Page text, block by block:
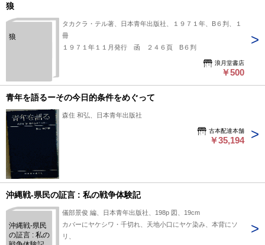
狼
狼
タカクラ・テル著、日本青年出版社、１９７１年、B６判、１
冊
１９７１年１１月発行 函 ２４６頁 B６判
浪月堂書店
￥500
青年を語るーその今日的条件をめぐって
森住 和弘、日本青年出版社
古本配達本舗
￥35,194
沖縄戦-県民の証言 : 私の戦争体験記
沖縄戦-県民
の証言 : 私の
儀部景俊 編、日本青年出版社、198p 図、19cm
カバーにヤケシワ・千切れ、天地小口にヤケ染み、本背にソ
リ、